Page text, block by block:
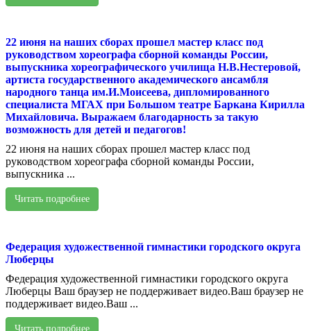
22 июня на наших сборах прошел мастер класс под
руководством хореографа сборной команды России,
выпускника хореографического училища Н.В.Нестеровой,
артиста государственного академического ансамбля
народного танца им.И.Моисеева, дипломированного
специалиста МГАХ при Большом театре Баркана Кирилла
Михайловича. Выражаем благодарность за такую
возможность для детей и педагогов!
22 июня на наших сборах прошел мастер класс под
руководством хореографа сборной команды России,
выпускника ...
Читать подробнее
Федерация художественной гимнастики городского округа
Люберцы
Федерация художественной гимнастики городского округа
Люберцы Ваш браузер не поддерживает видео.Ваш браузер не
поддерживает видео.Ваш ...
Читать подробнее